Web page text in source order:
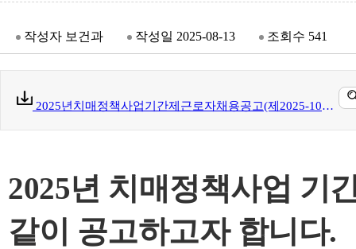
작성자 보건과 작성일 2025-08-13 조회수 541
2025년치매정책사업기간제근로자채용공고(제2025-10호).hwp(89 kb)
2025년 치매정책사업 기
같이 공고하고자 합니다.